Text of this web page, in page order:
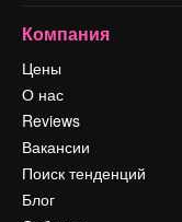
Компания
Цены
О нас
Reviews
Вакансии
Поиск тенденций
Блог